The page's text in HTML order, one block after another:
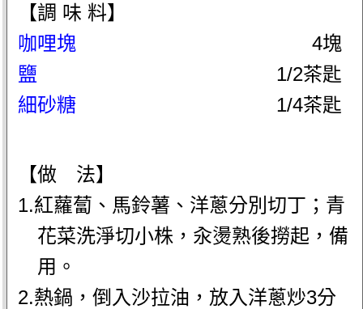
【調 味 料】
咖哩塊
4塊
鹽
1/2茶匙
細砂糖
1/4茶匙
【做 法】
1.紅蘿蔔、馬鈴薯、洋蔥分別切丁；青
花菜洗淨切小株，汆燙熟後撈起，備
用。
2.熱鍋，倒入沙拉油，放入洋蔥炒3分